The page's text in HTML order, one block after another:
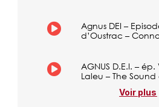
Agnus DEI –
d’Oustrac –
AGNUS D.E.I. –
Laleu – The
Voir plus